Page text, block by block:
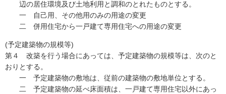
辺の居住環境及び土地利用と調和のとれたものとする。
一 自己用、その他用のみの用途の変更
二 併用住宅から一戸建て専用住宅への用途の変更
(予定建築物の規模等)
第４ 改築を行う場合にあっては、予定建築物の規模等は、次のと
おりとする。
一 予定建築物の敷地は、従前の建築物の敷地単位とする。
二 予定建築物の延べ床面積は、一戸建て専用住宅以外にあっ